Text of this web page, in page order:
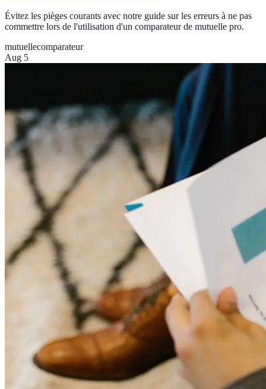
Évitez les pièges courants avec notre guide sur les erreurs à ne pas
commettre lors de l'utilisation d'un comparateur de mutuelle pro.
mutuellecomparateur
Aug 5